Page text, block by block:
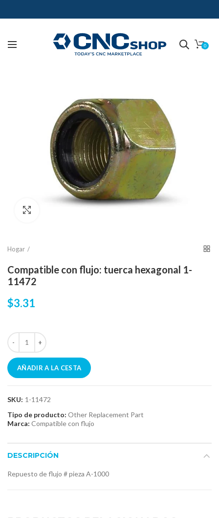
0
Hogar
Compatible con flujo: tuerca hexagonal 1-
11472
$3.31
AÑADIR A LA CESTA
SKU: 1-11472
Tipo de producto: Other Replacement Part
Marca: Compatible con flujo
DESCRIPCIÓN
Repuesto de flujo # pieza A-1000